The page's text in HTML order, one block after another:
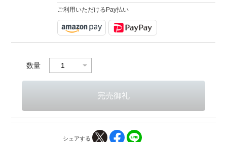
ご利用いただけるPay払い
数量
シェアする